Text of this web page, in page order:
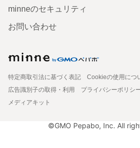
minneのセキュリティ
お問い合わせ
特定商取引法に基づく表記
Cookieの使用につ
広告識別子の取得・利用
プライバシーポリシ
メディアキット
©GMO Pepabo, Inc. All